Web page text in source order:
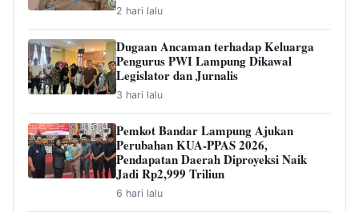
2 hari lalu
Dugaan Ancaman terhadap Keluarga
Pengurus PWI Lampung Dikawal
Legislator dan Jurnalis
3 hari lalu
Pemkot Bandar Lampung Ajukan
Perubahan KUA-PPAS 2026,
Pendapatan Daerah Diproyeksi Naik
Jadi Rp2,999 Triliun
6 hari lalu